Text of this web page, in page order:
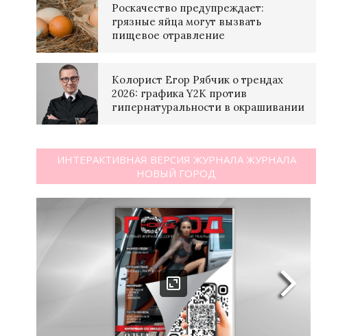
Роскачество предупреждает:
грязные яйца могут вызвать
пищевое отравление
Колорист Егор Рябчик о трендах
2026: графика Y2K против
гипернатуральности в окрашивании
ИНТЕРАКТИВНАЯ ВЕРСИЯ ЖУРНАЛА ЖУРНАЛА
НОВЫЙ ГОРОД